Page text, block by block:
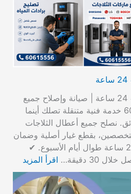
فني تصليح ثلاجات الكويت 24 ساعة | صيانة وإصلاح جميع
أنواع الثلاجات | 60615556 خدمة فنية متنقلة تصلك أينما
نصلح جميع أعطال الثلاجات
بقطع غيار أصلية وضمان
على الإصلاح، على مدار 24 ساعة طوال أيام الأسبوع. ✔
اقرأ المزيد